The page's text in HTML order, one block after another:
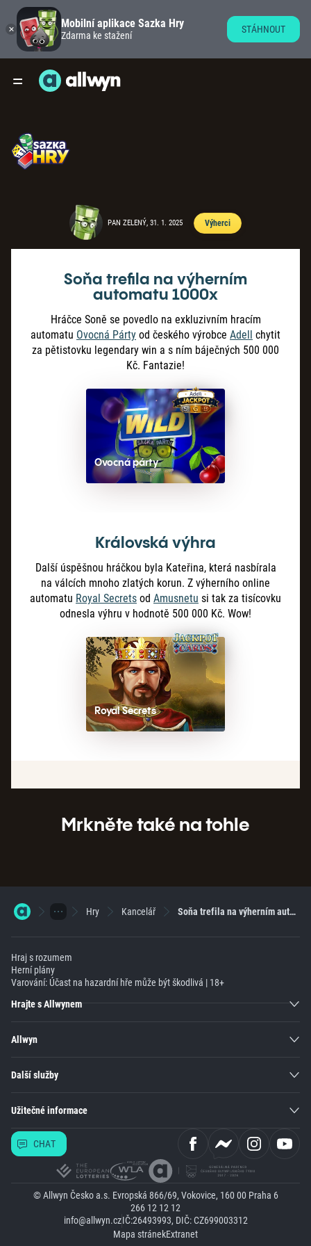
PAN ZELENÝ, 31. 1. 2025 Výherci
Soňa trefila na výherním
automatu 1000x
Hráčce Soně se povedlo na exkluzivním hracím
automatu Ovocná Párty od českého výrobce Adell chytit
za pětistovku legendary win a s ním báječných 500 000
Kč. Fantazie!
Ovocná párty
Královská výhra
Další úspěšnou hráčkou byla Kateřina, která nasbírala
na válcích mnoho zlatých korun. Z výherního online
automatu Royal Secrets od Amusnetu si tak za tisícovku
odnesla výhru v hodnotě 500 000 Kč. Wow!
Royal Secrets
Mrkněte také na tohle
Hry Kancelář Soňa trefila na výherním automatu 1000x
Hraj s rozumem
Herní plány
Varování: Účast na hazardní hře může být škodlivá | 18+
Hrajte s Allwynem
Allwyn
Další služby
Užitečné informace
CHAT
© Allwyn Česko a.s. Evropská 866/69, Vokovice, 160 00 Praha 6
266 12 12 12
info@allwyn.czIČ:26493993, DIČ: CZ699003312
Mapa stránekExtranet
Mobilní aplikace Sazka Hry
Zdarma ke stažení
STÁHNOUT